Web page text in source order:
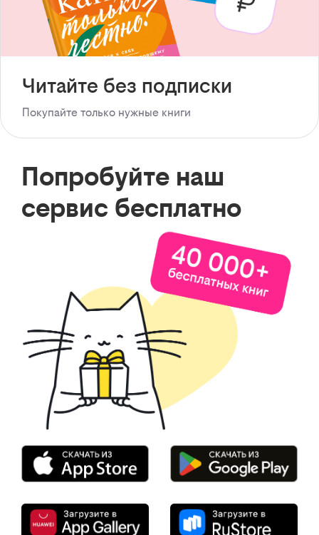
Читайте без подписки
Покупайте только нужные книги
Попробуйте наш
сервис бесплатно